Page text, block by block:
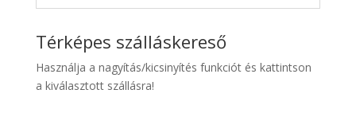
Térképes szálláskereső
Használja a nagyítás/kicsinyítés funkciót és kattintson
a kiválasztott szállásra!